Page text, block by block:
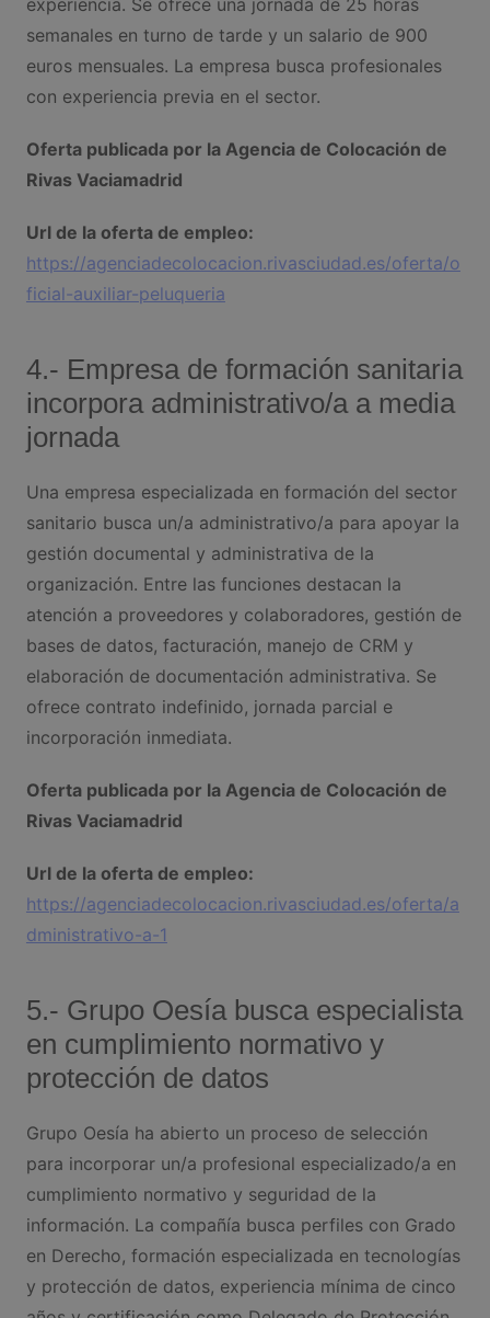
experiencia. Se ofrece una jornada de 25 horas
semanales en turno de tarde y un salario de 900
euros mensuales. La empresa busca profesionales
con experiencia previa en el sector.
Oferta publicada por la Agencia de Colocación de
Rivas Vaciamadrid
Url de la oferta de empleo:
https://agenciadecolocacion.rivasciudad.es/oferta/o
ficial-auxiliar-peluqueria
4.- Empresa de formación sanitaria
incorpora administrativo/a a media
jornada
Una empresa especializada en formación del sector
sanitario busca un/a administrativo/a para apoyar la
gestión documental y administrativa de la
organización. Entre las funciones destacan la
atención a proveedores y colaboradores, gestión de
bases de datos, facturación, manejo de CRM y
elaboración de documentación administrativa. Se
ofrece contrato indefinido, jornada parcial e
incorporación inmediata.
Oferta publicada por la Agencia de Colocación de
Rivas Vaciamadrid
Url de la oferta de empleo:
https://agenciadecolocacion.rivasciudad.es/oferta/a
dministrativo-a-1
5.- Grupo Oesía busca especialista
en cumplimiento normativo y
protección de datos
Grupo Oesía ha abierto un proceso de selección
para incorporar un/a profesional especializado/a en
cumplimiento normativo y seguridad de la
información. La compañía busca perfiles con Grado
en Derecho, formación especializada en tecnologías
y protección de datos, experiencia mínima de cinco